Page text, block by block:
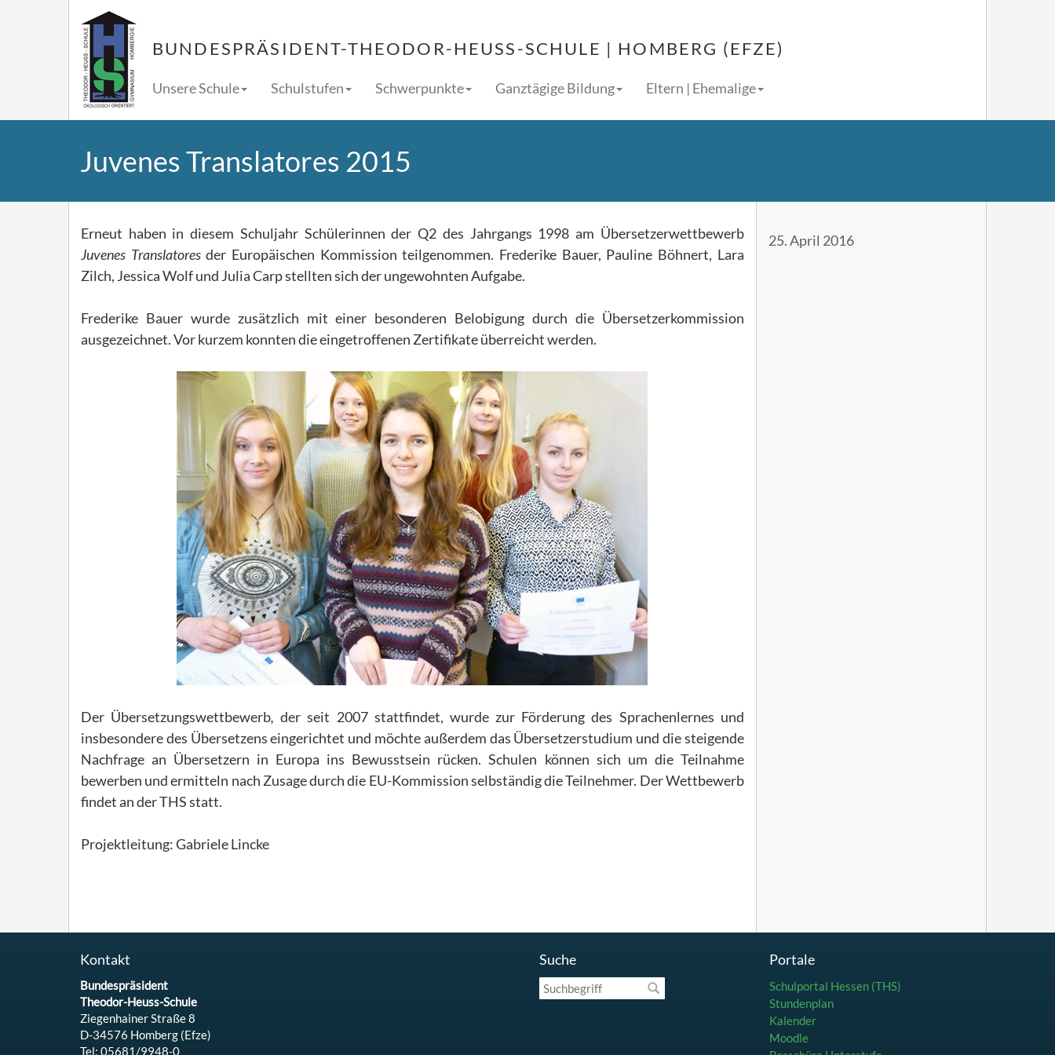
BUNDESPRÄSIDENT-THEODOR-HEUSS-SCHULE | HOMBERG (EFZE)
Unsere Schule Schulstufen Schwerpunkte Ganztägige Bildung Eltern | Ehemalige
Juvenes Translatores 2015
Erneut haben in diesem Schuljahr Schülerinnen der Q2 des Jahrgangs 1998 am Übersetzerwettbewerb
Juvenes Translatoresder Europäischen Kommission teilgenommen. Frederike Bauer, Pauline Böhnert, Lara
Zilch, Jessica Wolf und Julia Carp stellten sich der ungewohnten Aufgabe.
Frederike Bauer wurde zusätzlich mit einer besonderen Belobigung durch die Übersetzerkommission
ausgezeichnet. Vor kurzem konnten die eingetroffenen Zertifikate überreicht werden.
Der Übersetzungswettbewerb, der seit 2007 stattfindet, wurde zur Förderung des Sprachenlernes und
insbesondere des Übersetzens eingerichtet und möchte außerdem das Übersetzerstudium und die steigende
Nachfrage an Übersetzern in Europa ins Bewusstsein rücken. Schulen können sich um die Teilnahme
bewerben und ermitteln nach Zusage durch die EU-Kommission selbständig die Teilnehmer. Der Wettbewerb
findet an der THS statt.
Projektleitung: Gabriele Lincke
25. April 2016
Suche
Suchbegriff
Portale
Schulportal Hessen (THS)
Stundenplan
Kalender
Moodle
Kontakt
Bundespräsident
Theodor-Heuss-Schule
Ziegenhainer Straße 8
D-34576 Homberg (Efze)
Tel: 05681/9948-0